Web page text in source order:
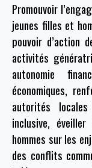
Promouvoir
jeunes filles et
pouvoir d’action
activités
autonomie
économiques,
autorités
inclusive,
hommes sur les
des conflits